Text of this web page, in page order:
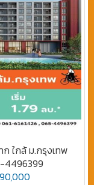
ใกล้ ม.กรุงเทพ
4496399